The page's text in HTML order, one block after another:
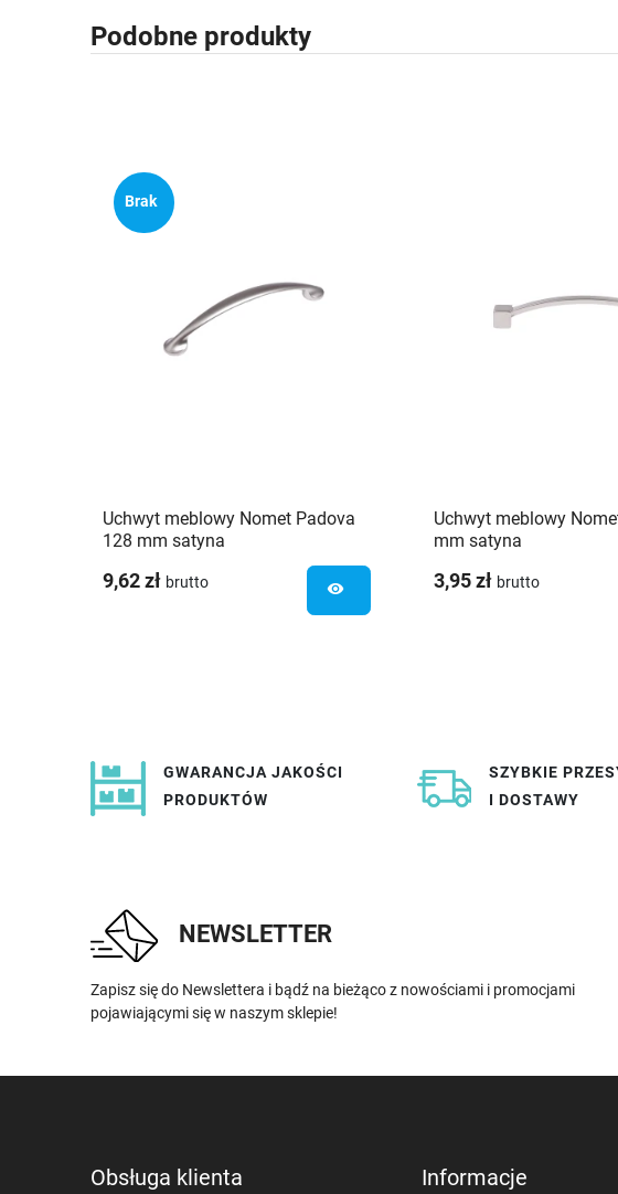
Podobne produkty
Brak
Uchwyt meblowy Nomet Padova
128 mm satyna
9,62 zł brutto visibility
Uchwyt meblowy
mm satyna
3,95 zł brutto
GWARANCJA JAKOŚCI
PRODUKTÓW
SZYBKIE
I DOSTAWY
NEWSLETTER
Zapisz się do Newslettera i bądź na bieżąco z nowościami i promocjami
pojawiającymi się w naszym sklepie!
Obsługa klienta Informacje